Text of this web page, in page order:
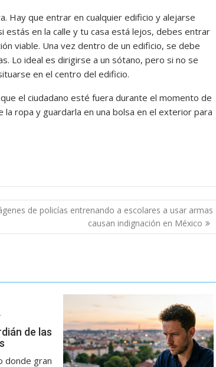
Hay que entrar en cualquier edificio y alejarse
estás en la calle y tu casa está lejos, debes entrar
viable. Una vez dentro de un edificio, se debe
Lo ideal es dirigirse a un sótano, pero si no se
en el centro del edificio.
el ciudadano esté fuera durante el momento de
ropa y guardarla en una bolsa en el exterior para
de policías entrenando a escolares a usar armas
causan indignación en México
de las
donde gran